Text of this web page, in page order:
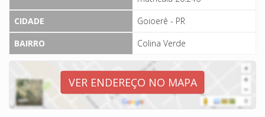
CIDADE
Goioerê - PR
BAIRRO
Colina Verde
VER ENDEREÇO NO MAPA